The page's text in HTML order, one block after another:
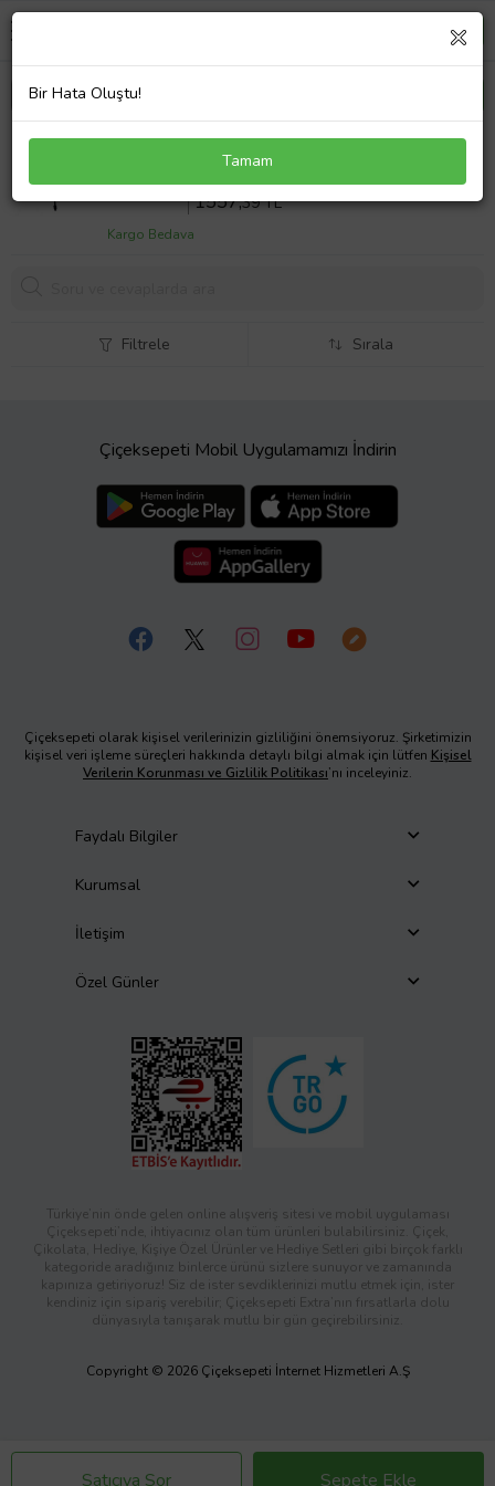
Lenovo ThinkPad 20W600D8TX Notebook Adaptör
Sepette %10 İndirim
1557,39 TL
Kargo Bedava
Satıcıya Sor Sepete Ekle
Filtrele Sırala
Çiçeksepeti Mobil Uygulamamızı İndirin
Çiçeksepeti olarak kişisel verilerinizin gizliliğini önemsiyoruz. Şirketimizin
kişisel veri işleme süreçleri hakkında detaylı bilgi almak için lütfen Kişisel
Verilerin Korunması ve Gizlilik Politikası’nı inceleyiniz.
Faydalı Bilgiler
Kurumsal
İletişim
Özel Günler
Türkiye’nin önde gelen online alışveriş sitesi ve mobil uygulaması
Çiçeksepeti’nde, ihtiyacınız olan tüm ürünleri bulabilirsiniz. Çiçek,
Çikolata, Hediye, Kişiye Özel Ürünler ve Hediye Setleri gibi birçok farklı
kategoride aradığınız binlerce ürünü sizlere sunuyor ve zamanında
kapınıza getiriyoruz! Siz de ister sevdiklerinizi mutlu etmek için, ister
kendiniz için sipariş verebilir; Çiçeksepeti Extra’nın fırsatlarla dolu
dünyasıyla tanışarak mutlu bir gün geçirebilirsiniz.
Copyright © 2026 Çiçeksepeti İnternet Hizmetleri A.Ş
Bir Hata Oluştu!
Tamam